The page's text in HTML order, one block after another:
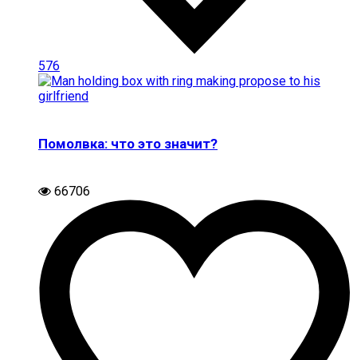
576
Помолвка: что это значит?
66706